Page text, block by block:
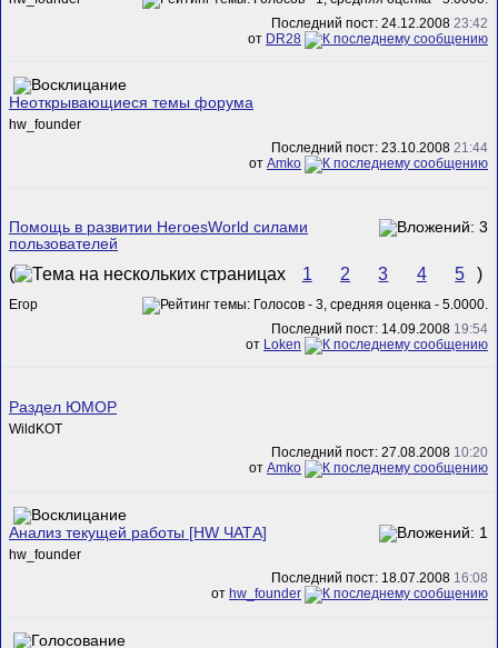
Последний пост: 24.12.2008 23:42
от DR28
Неоткрывающиеся темы форума
hw_founder
Последний пост: 23.10.2008 21:44
от Amko
Помощь в развитии HeroesWorld силами
пользователей
( 1 2 3 4 5 )
Егор
Последний пост: 14.09.2008 19:54
от Loken
Раздел ЮМОР
WildKOT
Последний пост: 27.08.2008 10:20
от Amko
Анализ текущей работы [HW ЧАТА]
hw_founder
Последний пост: 18.07.2008 16:08
от hw_founder